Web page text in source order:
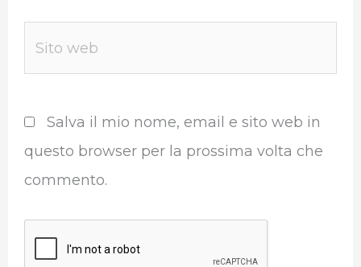
Salva il mio nome, email e sito web in
questo browser per la prossima volta che
commento.